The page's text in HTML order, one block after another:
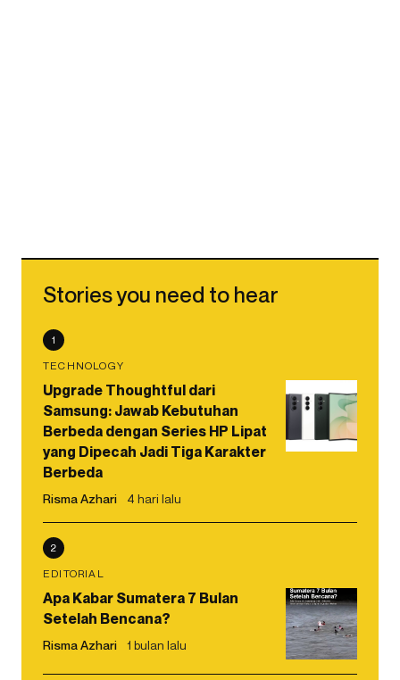
Stories you need to hear
1
TECHNOLOGY
Upgrade Thoughtful dari
Samsung: Jawab Kebutuhan
Berbeda dengan Series HP Lipat
yang Dipecah Jadi Tiga Karakter
Berbeda
Risma Azhari 4 hari lalu
2
EDITORIAL
Apa Kabar Sumatera 7 Bulan
Setelah Bencana?
Risma Azhari 1 bulan lalu